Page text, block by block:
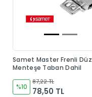
Samet Master Frenli Düz
Menteşe Taban Dahil
%10
87,22 TL
78,50 TL